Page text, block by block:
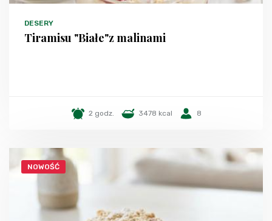
DESERY
Tiramisu "Białe"z malinami
2 godz. 3478 kcal 8
NOWOŚĆ